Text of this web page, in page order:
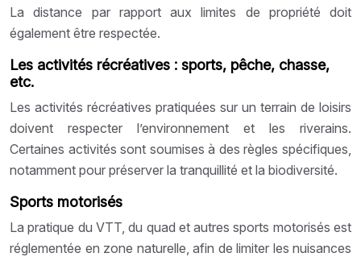
La distance par rapport aux limites de propriété doit
également être respectée.
Les activités récréatives : sports, pêche, chasse,
etc.
Les activités récréatives pratiquées sur un terrain de loisirs
doivent respecter l’environnement et les riverains.
Certaines activités sont soumises à des règles spécifiques,
notamment pour préserver la tranquillité et la biodiversité.
Sports motorisés
La pratique du VTT, du quad et autres sports motorisés est
réglementée en zone naturelle, afin de limiter les nuisances